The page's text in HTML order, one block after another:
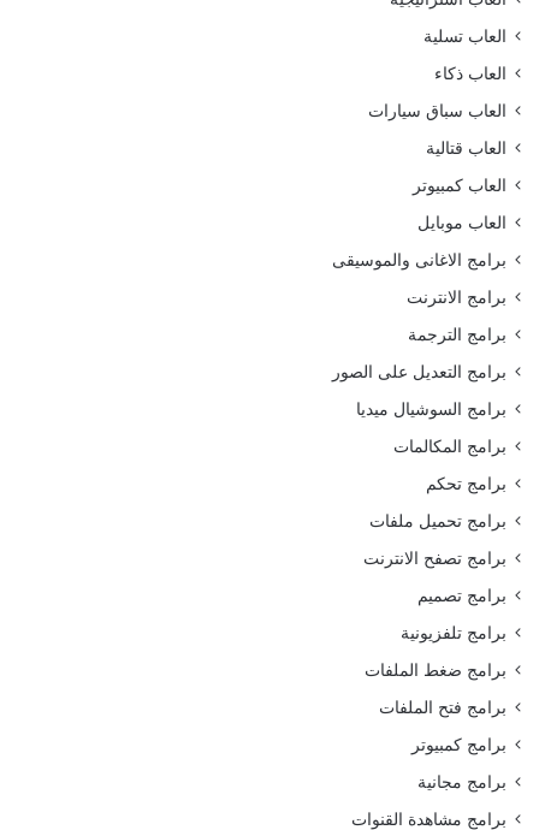
العاب تسلية
العاب ذكاء
العاب سباق سيارات
العاب قتالية
العاب كمبيوتر
العاب موبايل
برامج الاغانى والموسيقى
برامج الانترنت
برامج الترجمة
برامج التعديل على الصور
برامج السوشيال ميديا
برامج المكالمات
برامج تحكم
برامج تحميل ملفات
برامج تصفح الانترنت
برامج تصميم
برامج تلفزيونية
برامج ضغط الملفات
برامج فتح الملفات
برامج كمبيوتر
برامج مجانية
برامج مشاهدة القنوات